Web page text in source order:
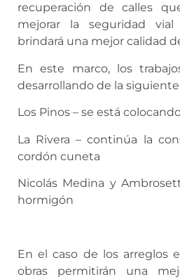
recuperación de calles
mejorar la seguridad
brindará una mejor calidad
En este marco, los
desarrollando de la
Los Pinos – se está
La Rivera – continúa la
cordón cuneta
Nicolás Medina y
hormigón
En el caso de los arreglos
obras permitirán una